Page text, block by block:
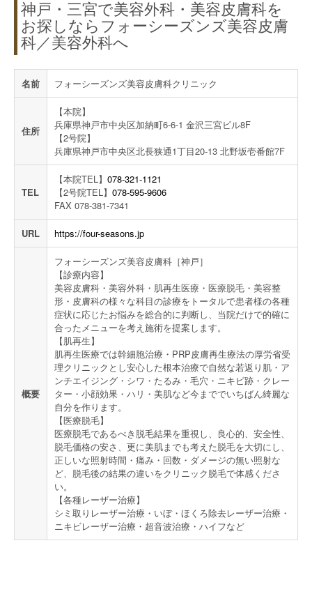
神戸・三宮で美容外科・美容皮膚科を
お探しならフォーシーズンズ美容皮膚
科／美容外科へ
名前 フォーシーズンズ美容皮膚科クリニック
住所
【本院】
兵庫県神戸市中央区加納町6-6-1 金沢三宮ビル8F
【2号院】
兵庫県神戸市中央区北長狭通1丁目20-13 北野坂壱番館7F
TEL
【本院TEL】 078-321-1121
【2号院TEL】 078-595-9606
FAX 078-381-7341
URL https://four-seasons.jp
概要
フォーシーズンズ美容皮膚科［神戸］
【診療内容】
美容皮膚科・美容外科・肌再生医療・医療脱毛・美容整
形・皮膚科の様々な科目の診療をトータルで患者様の各種
症状に応じたお悩みを総合的に判断し、当院だけで的確に
合ったメニューを考え施術を提案します。
【肌再生】
肌再生医療では幹細胞治療・PRP皮膚再生療法の厚労省受
理クリニックとし安心した根本治療で自然な若返り肌・ア
ンチエイジング・シワ・たるみ・毛穴・ニキビ跡・クレー
ター・小顔効果・ハリ・美肌など今まででいちばん綺麗な
自分を作ります。
【医療脱毛】
医療脱毛であるべき脱毛結果を重視し、良心的、安全性、
脱毛価格の安さ、更に美肌までも考えた脱毛を大切にし、
正しいな照射時間・痛み・回数・ダメージの無い照射な
ど、脱毛後の結果の違いをクリニック脱毛で体感くださ
い。
【各種レーザー治療】
シミ取りレーザー治療・いぼ・ほくろ除去レーザー治療・
ニキビレーザー治療・超音波治療・ハイフなど